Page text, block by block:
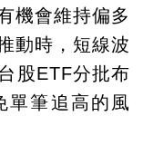
機會維持偏多
動時，短線波
股ETF分批布
單筆追高的風